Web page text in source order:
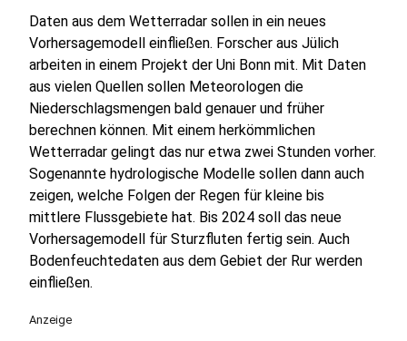
Daten aus dem Wetterradar sollen in ein neues
Vorhersagemodell einfließen. Forscher aus Jülich
arbeiten in einem Projekt der Uni Bonn mit. Mit Daten
aus vielen Quellen sollen Meteorologen die
Niederschlagsmengen bald genauer und früher
berechnen können. Mit einem herkömmlichen
Wetterradar gelingt das nur etwa zwei Stunden vorher.
Sogenannte hydrologische Modelle sollen dann auch
zeigen, welche Folgen der Regen für kleine bis
mittlere Flussgebiete hat. Bis 2024 soll das neue
Vorhersagemodell für Sturzfluten fertig sein. Auch
Bodenfeuchtedaten aus dem Gebiet der Rur werden
einfließen.
Anzeige